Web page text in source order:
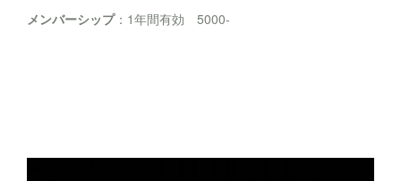
メンバーシップ：1年間有効 5000-